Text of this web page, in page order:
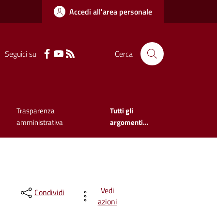
Accedi all'area personale
Seguici su Cerca
Trasparenza
amministrativa
Tutti gli
argomenti...
Condividi
Vedi
azioni